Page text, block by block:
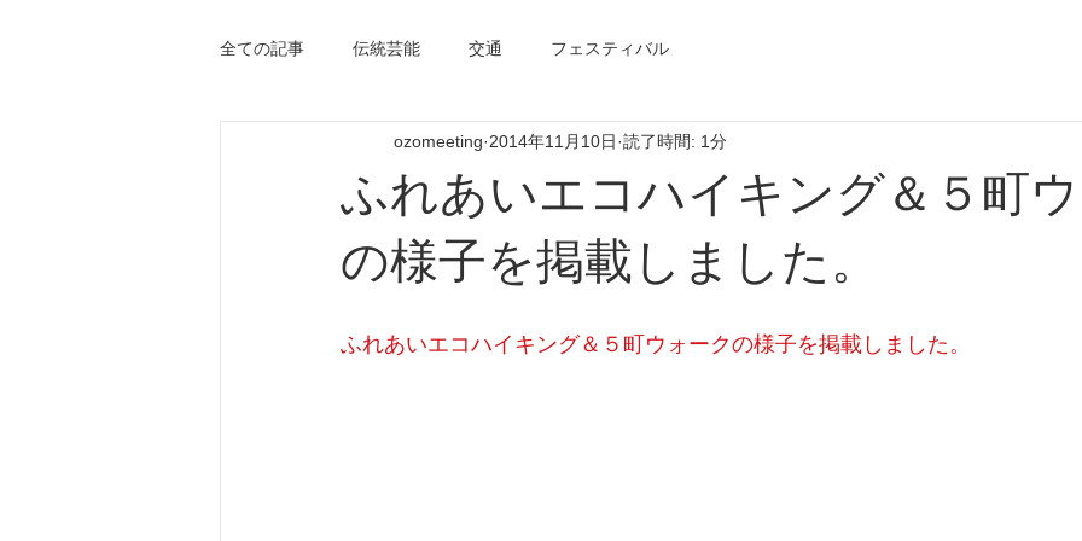
全ての記事 伝統芸能 交通 フェスティバル
ふれあいエコハイキング＆５町
の様子を掲載しました。
ozomeeting 2014年11月10日 読了時間: 1分
ふれあいエコハイキング＆５町ウォークの様子を掲載しました。